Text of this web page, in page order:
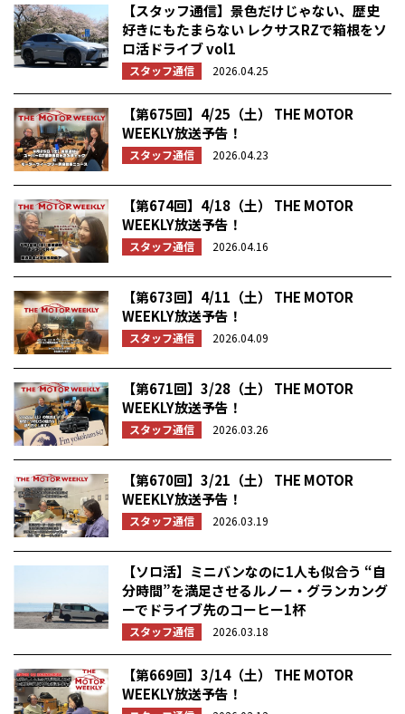
【スタッフ通信】景色だけじゃない、歴史
好きにもたまらない レクサスRZで箱根をソ
ロ活ドライブ vol1
スタッフ通信 2026.04.25
【第675回】4/25（土） THE MOTOR
WEEKLY放送予告！
スタッフ通信 2026.04.23
【第674回】4/18（土） THE MOTOR
WEEKLY放送予告！
スタッフ通信 2026.04.16
【第673回】4/11（土） THE MOTOR
WEEKLY放送予告！
スタッフ通信 2026.04.09
【第671回】3/28（土） THE MOTOR
WEEKLY放送予告！
スタッフ通信 2026.03.26
【第670回】3/21（土） THE MOTOR
WEEKLY放送予告！
スタッフ通信 2026.03.19
【ソロ活】ミニバンなのに1人も似合う “自
分時間”を満足させるルノー・グランカング
ーでドライブ先のコーヒー1杯
スタッフ通信 2026.03.18
【第669回】3/14（土） THE MOTOR
WEEKLY放送予告！